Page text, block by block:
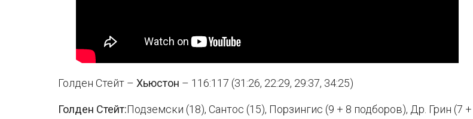
Голден Стейт – Хьюстон – 116:117 (31:26, 22:29, 29:37, 34:25)
Голден Стейт:Подземски (18), Сантос (15), Порзингис (9 + 8 подборов), Др. Грин (7 +